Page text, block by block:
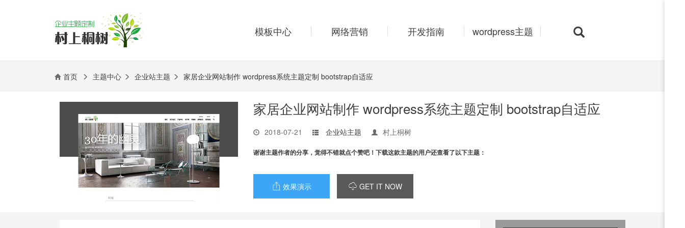
模板中心 网络营销 开发指南 wordpress主题
首页 主题中心 企业站主题 家居企业网站制作 wordpress系统主题定制 bootstrap自适应
家居企业网站制作 wordpress系统主题定制 bootstrap自适应
2018-07-21 企业站主题 村上桐树
谢谢主题作者的分享，觉得不错就点个赞吧！下载这款主题的用户还查看了以下主题：
 效果演示  GET IT NOW